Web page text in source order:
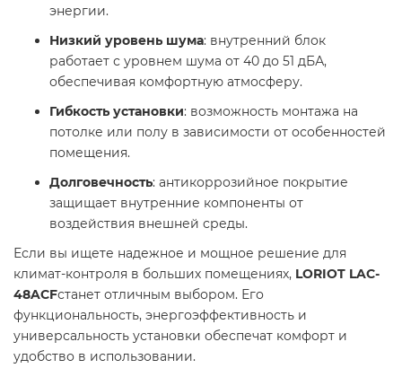
энергии.
Низкий уровень шума: внутренний блок
работает с уровнем шума от 40 до 51 дБА,
обеспечивая комфортную атмосферу.
Гибкость установки: возможность монтажа на
потолке или полу в зависимости от особенностей
помещения.
Долговечность: антикоррозийное покрытие
защищает внутренние компоненты от
воздействия внешней среды.
Если вы ищете надежное и мощное решение для
климат-контроля в больших помещениях, LORIOT LAC-
48ACFстанет отличным выбором. Его
функциональность, энергоэффективность и
универсальность установки обеспечат комфорт и
удобство в использовании.